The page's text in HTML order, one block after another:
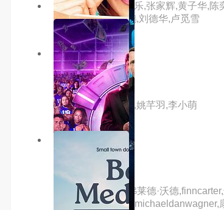
主演：吴君如,古天乐,张家辉,黄子华,
伟文,薛凯琪,卢海鹏,刘德华,卢觅雪
5.0分 hd
金太郎的幸福生活
主演：王雷,潘之琳,姚芊羽,李小萌
主演：凯文·贝肯,弗莱德·沃德
强,sunshineparker,michaeldanwagner,